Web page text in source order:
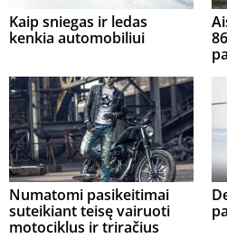
Kaip sniegas ir ledas
kenkia automobiliui
Numatomi pasikeitimai
suteikiant teisę vairuoti
motociklus ir triračius